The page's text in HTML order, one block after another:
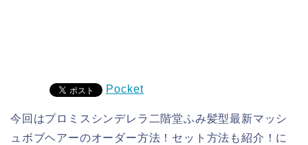
Pocket
今回はプロミスシンデレラ二階堂ふみ髪型最新マッシ
ュボブヘアーのオーダー方法！セット方法も紹介！に